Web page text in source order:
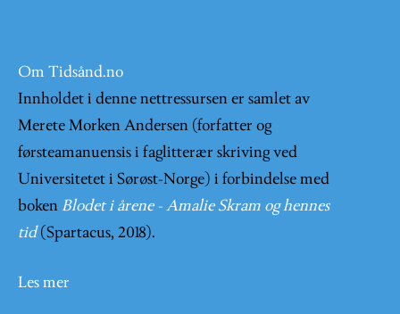
Om Tidsånd.no
Innholdet i denne nettressursen er samlet av
Merete Morken Andersen (forfatter og
førsteamanuensis i faglitterær skriving ved
Universitetet i Sørøst-Norge) i forbindelse med
boken Blodet i årene - Amalie Skram og hennes
tid (Spartacus, 2018).
Les mer